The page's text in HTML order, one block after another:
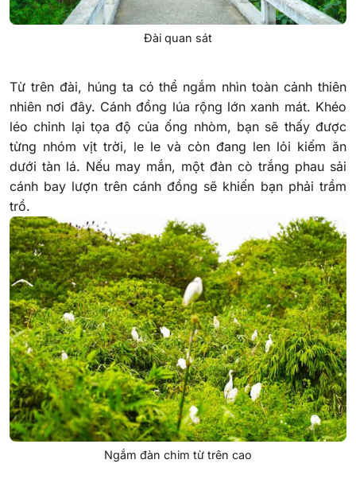
Đài quan sát
Từ trên đài, húng ta có thể ngắm nhìn toàn cảnh thiên
nhiên nơi đây. Cánh đồng lúa rộng lớn xanh mát. Khéo
léo chỉnh lại tọa độ của ống nhòm, bạn sẽ thấy được
từng nhóm vịt trời, le le và còn đang len lỏi kiếm ăn
dưới tàn lá. Nếu may mắn, một đàn cò trắng phau sải
cánh bay lượn trên cánh đồng sẽ khiến bạn phải trầm
trồ.
Ngắm đàn chim từ trên cao